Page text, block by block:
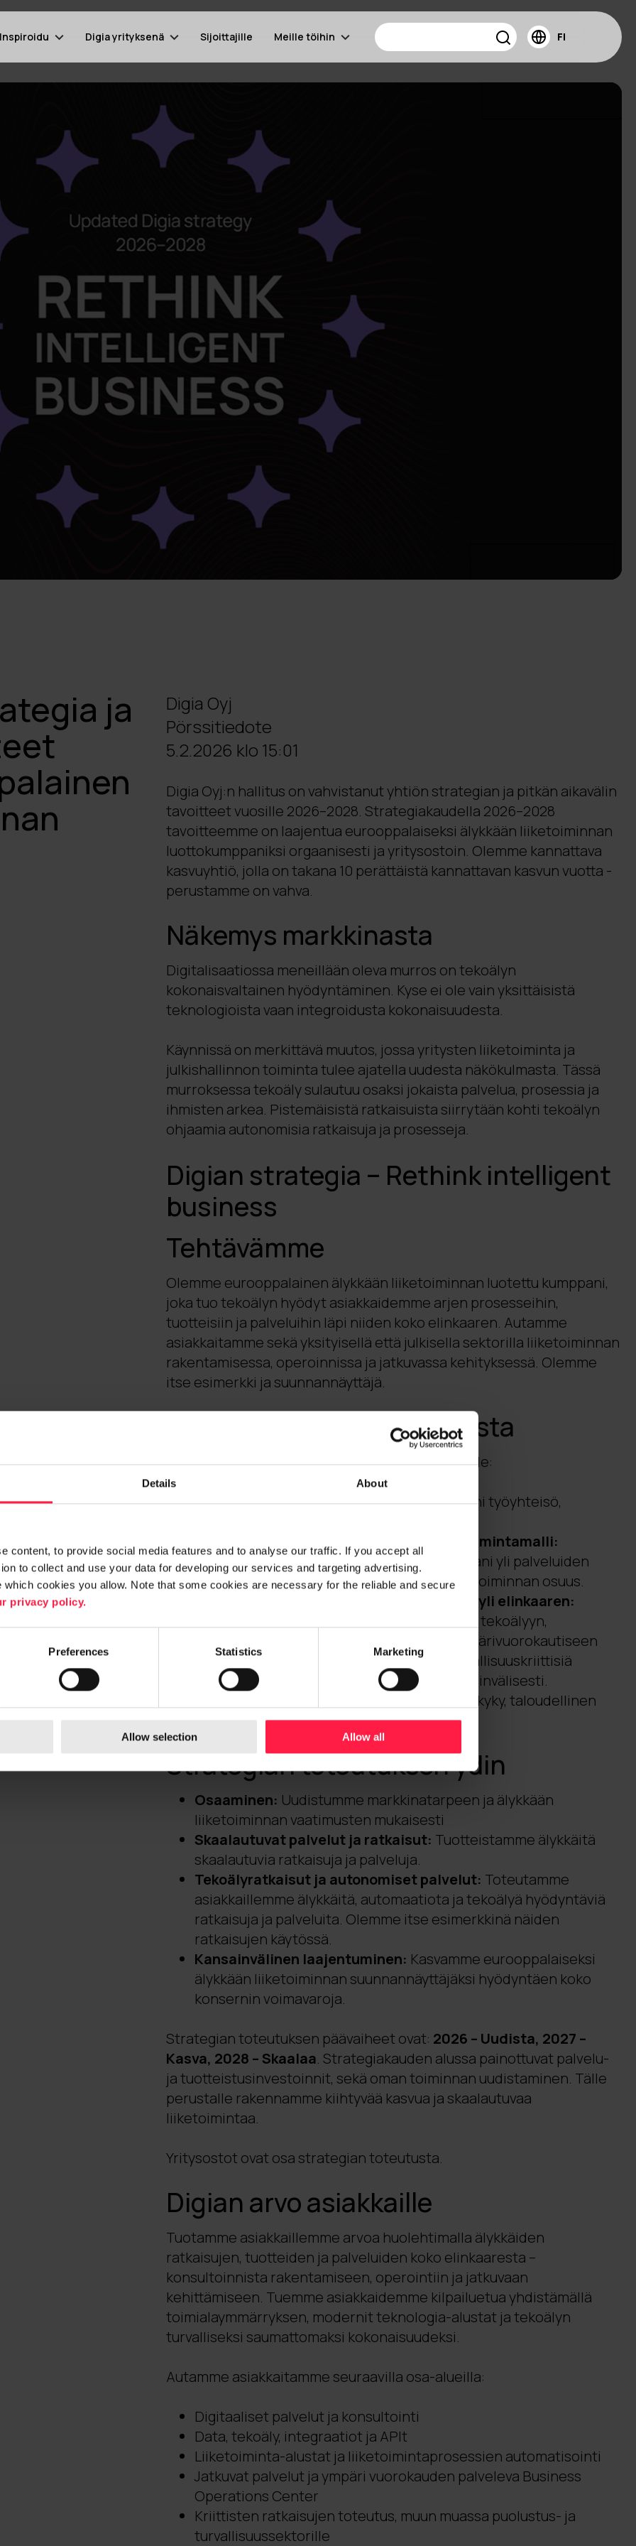
Details About
content, to provide social media features and to analyse our traffic. If you accept all
to collect and use your data for developing our services and targeting advertising.
cookies you allow. Note that some cookies are necessary for the reliable and secure
privacy policy.
Preferences Statistics Marketing
Allow selection Allow all
Inspiroidu Digia yrityksenä Sijoittajille Meille töihin FI
ja
Digia Oyj
Pörssitiedote
5.2.2026 klo 15:01
Digia Oyj:n hallitus on vahvistanut yhtiön strategian ja pitkän aikavälin
tavoitteet vuosille 2026–2028. Strategiakaudella 2026–2028
tavoitteemme on laajentua eurooppalaiseksi älykkään liiketoiminnan
luottokumppaniksi orgaanisesti ja yritysostoin. Olemme kannattava
kasvuyhtiö, jolla on takana 10 perättäistä kannattavan kasvun vuotta -
perustamme on vahva.
Näkemys markkinasta
Digitalisaatiossa meneillään oleva murros on tekoälyn
kokonaisvaltainen hyödyntäminen. Kyse ei ole vain yksittäisistä
teknologioista vaan integroidusta kokonaisuudesta.
Käynnissä on merkittävä muutos, jossa yritysten liiketoiminta ja
julkishallinnon toiminta tulee ajatella uudesta näkökulmasta. Tässä
murroksessa tekoäly sulautuu osaksi jokaista palvelua, prosessia ja
ihmisten arkea. Pistemäisistä ratkaisuista siirrytään kohti tekoälyn
ohjaamia autonomisia ratkaisuja ja prosesseja.
Digian strategia – Rethink intelligent
business
Tehtävämme
Olemme eurooppalainen älykkään liiketoiminnan luotettu kumppani,
joka tuo tekoälyn hyödyt asiakkaidemme arjen prosesseihin,
tuotteisiin ja palveluihin läpi niiden koko elinkaaren. Autamme
asiakkaitamme sekä yksityisellä että julkisella sektorilla liiketoiminnan
rakentamisessa, operoinnissa ja jatkuvassa kehityksessä. Olemme
itse esimerkki ja suunnannäyttäjä.
Kannattavan kasvun perusta
Kilpailukykymme perustuu Digian ydinvahvuuksille:
Asiantuntijuus:Osaava henkilöstö, moderni työyhteisö,
Syvät asiakassuhteet ja resilientti liiketoimintamalli:
Luotettava ja asiakasta lähellä oleva kumppani yli palveluiden
elinkaaren. Merkittävä jatkuvan palveluliiketoiminnan osuus.
Laaja tarjooma ja ratkaisukokonaisuudet yli elinkaaren:
Palvelut ja tuotteet konsultoinnista, dataan, tekoälyyn,
integroituihin järjestelmiin ja jatkuvaan ympärivuorokautiseen
palvelutuotantoon asti. Kyky toteuttaa turvallisuuskriittisiä
ratkaisuja ja laajoja vaativia hankkeita kansainvälisesti.
Tuloksentekokyky, taloudellinen
vakaus ja resurssit yritysostoihin.
Strategian toteutuksen ydin
Osaaminen: Uudistumme markkinatarpeen ja älykkään
liiketoiminnan vaatimusten mukaisesti
Skaalautuvat palvelut ja ratkaisut: Tuotteistamme älykkäitä
skaalautuvia ratkaisuja ja palveluja.
Tekoälyratkaisut ja autonomiset palvelut: Toteutamme
asiakkaillemme älykkäitä, automaatiota ja tekoälyä hyödyntäviä
ratkaisuja ja palveluita. Olemme itse esimerkkinä näiden
ratkaisujen käytössä.
Kansainvälinen laajentuminen: Kasvamme eurooppalaiseksi
älykkään liiketoiminnan suunnannäyttäjäksi hyödyntäen koko
konsernin voimavaroja.
Strategian toteutuksen päävaiheet ovat: 2026 – Uudista, 2027 –
Kasva, 2028 – Skaalaa. Strategiakauden alussa painottuvat palvelu-
ja tuotteistusinvestoinnit, sekä oman toiminnan uudistaminen. Tälle
perustalle rakennamme kiihtyvää kasvua ja skaalautuvaa
liiketoimintaa.
Yritysostot ovat osa strategian toteutusta.
Digian arvo asiakkaille
Tuotamme asiakkaillemme arvoa huolehtimalla älykkäiden
ratkaisujen, tuotteiden ja palveluiden koko elinkaaresta –
konsultoinnista rakentamiseen, operointiin ja jatkuvaan
kehittämiseen. Tuemme asiakkaidemme kilpailuetua yhdistämällä
toimialaymmärryksen, modernit teknologia-alustat ja tekoälyn
turvalliseksi saumattomaksi kokonaisuudeksi.
Autamme asiakkaitamme seuraavilla osa-alueilla:
Digitaaliset palvelut ja konsultointi
Data, tekoäly, integraatiot ja APIt
Liiketoiminta-alustat ja liiketoimintaprosessien automatisointi
Jatkuvat palvelut ja ympäri vuorokauden palveleva Business
Operations Center
Kriittisten ratkaisujen toteutus, muun muassa puolustus- ja
turvallisuussektorille